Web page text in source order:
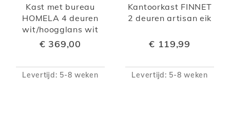
Kast met bureau
HOMELA 4 deuren
wit/hoogglans wit
€ 369,00
Levertijd: 5-8 weken
Kantoorkast FINNET
2 deuren artisan eik
€ 119,99
Levertijd: 5-8 weken